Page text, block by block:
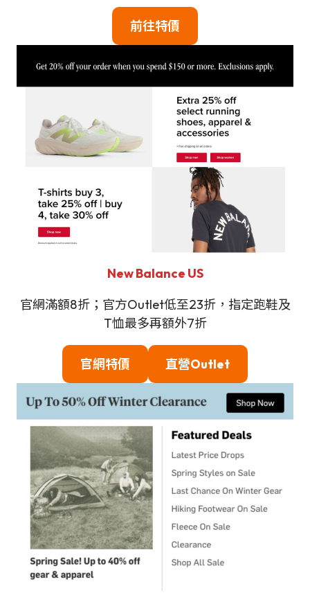
前往特價
New Balance US
官網滿額8折；官方Outlet低至23折，指定跑鞋及
T恤最多再額外7折
官網特價 直營Outlet